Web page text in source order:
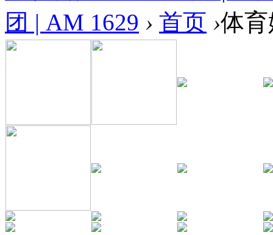
团 | AM 1629 › 首页 ›体